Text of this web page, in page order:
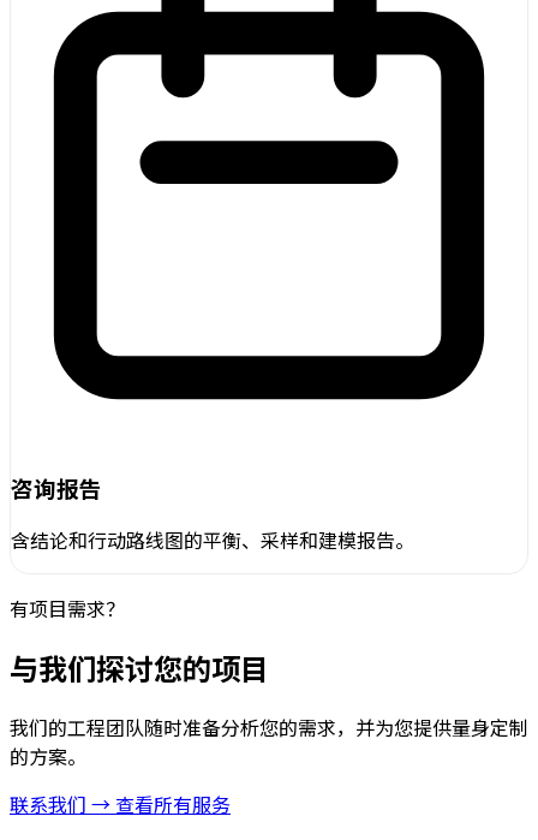
咨询报告
含结论和行动路线图的平衡、采样和建模报告。
有项目需求？
与我们探讨您的项目
我们的工程团队随时准备分析您的需求，并为您提供量身定制
的方案。
联系我们 →查看所有服务